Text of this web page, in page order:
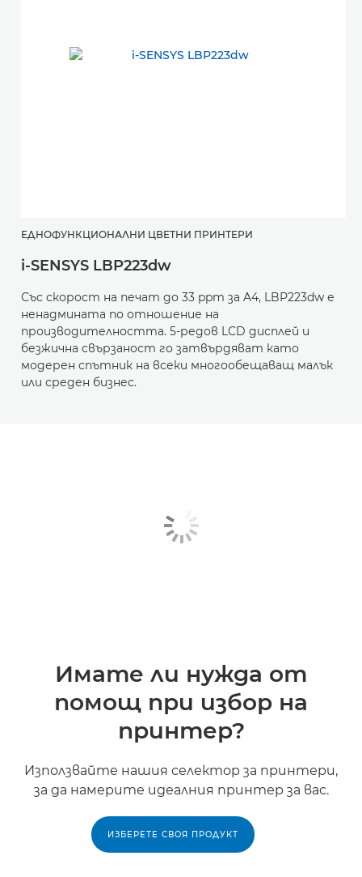
ЕДНОФУНКЦИОНАЛНИ ЦВЕТНИ ПРИНТЕРИ
i-SENSYS LBP223dw
Със скорост на печат до 33 ppm за A4, LBP223dw е
ненадмината по отношение на
производителността. 5-редов LCD дисплей и
безжична свързаност го затвърдяват като
модерен спътник на всеки многообещаващ малък
или среден бизнес.
Имате ли нужда от
помощ при избор на
принтер?
Използвайте нашия селектор за принтери,
за да намерите идеалния принтер за вас.
ИЗБЕРЕТЕ СВОЯ ПРОДУКТ